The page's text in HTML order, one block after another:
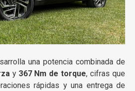
una potencia combinada de
y 367 Nm de torque, cifras que
rápidas y una entrega de